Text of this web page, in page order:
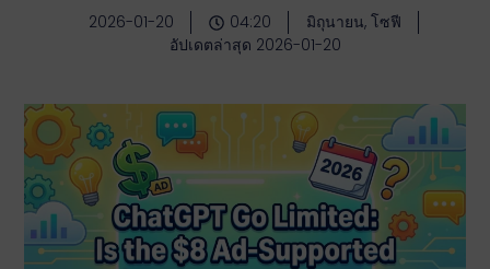
2026-01-20 04:20
มิถุนายน, โซฟี
อัปเดตล่าสุด 2026-01-20